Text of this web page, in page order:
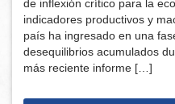
de inflexión crítico para la
indicadores productivos y
país ha ingresado en una
desequilibrios acumulados
más reciente informe […]